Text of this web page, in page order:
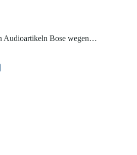
Audioartikeln Bose wegen…